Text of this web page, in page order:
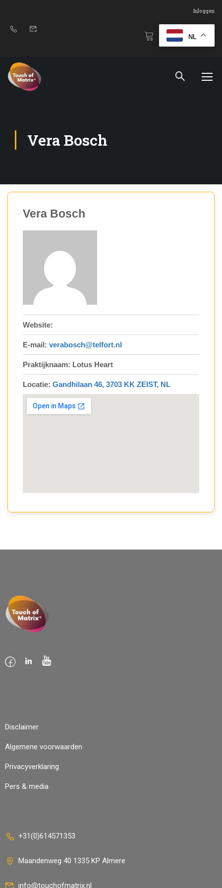
Inloggen
NL
Vera Bosch
Vera Bosch
Website:
E-mail: verabosch@telfort.nl
Praktijknaam: Lotus Heart
Locatie: Gandhilaan 46, 3703 KK ZEIST, NL
Disclaimer
Algemene voorwaarden
Privacyverklaring
Pers & media
+31(0)614571353
Maandenweg 40 1335 KP Almere
info@touchofmatrix.nl